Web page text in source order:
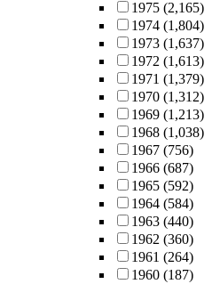
1975 (2,165)
1974 (1,804)
1973 (1,637)
1972 (1,613)
1971 (1,379)
1970 (1,312)
1969 (1,213)
1968 (1,038)
1967 (756)
1966 (687)
1965 (592)
1964 (584)
1963 (440)
1962 (360)
1961 (264)
1960 (187)